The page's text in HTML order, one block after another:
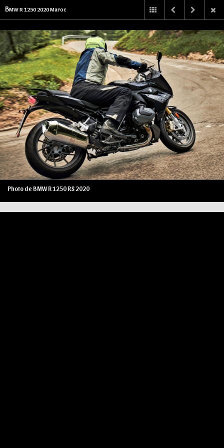
BMW R 1250 2020 Maroc
Photo de BMW R 1250 RS 2020